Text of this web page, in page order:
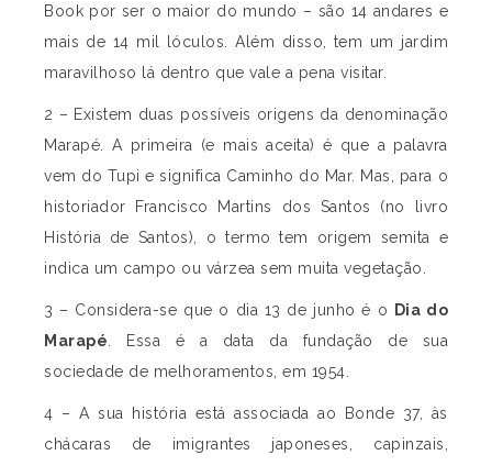
Book por ser o maior do mundo – são 14 andares e
mais de 14 mil lóculos. Além disso, tem um jardim
maravilhoso lá dentro que vale a pena visitar.
2 – Existem duas possíveis origens da denominação
Marapé. A primeira (e mais aceita) é que a palavra
vem do Tupi e significa Caminho do Mar. Mas, para o
historiador Francisco Martins dos Santos (no livro
História de Santos), o termo tem origem semita e
indica um campo ou várzea sem muita vegetação.
3 – Considera-se que o dia 13 de junho é o Dia do
Marapé . Essa é a data da fundação de sua
sociedade de melhoramentos, em 1954.
4 – A sua história está associada ao Bonde 37, às
chácaras de imigrantes japoneses, capinzais,